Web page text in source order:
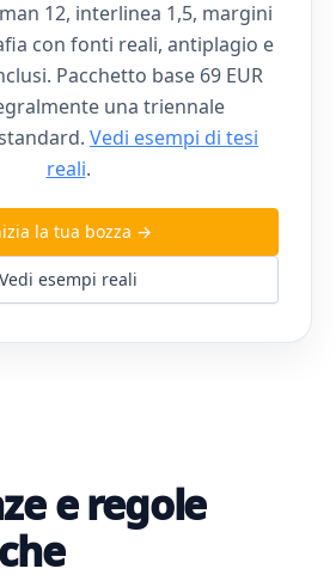
12, interlinea 1,5, margini
con fonti reali, antiplagio e
Pacchetto base 69 EUR
una triennale
Vedi esempi di tesi
reali.
la tua bozza →
Vedi esempi reali
e regole